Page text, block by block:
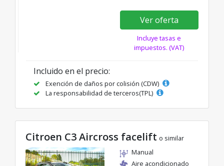
Ver oferta
Incluye tasas e
impuestos. (VAT)
Incluido en el precio:
Exención de daños por colisión (CDW)
La responsabilidad de terceros(TPL)
Citroen C3 Aircross facelift o similar
Manual
Aire acondicionado